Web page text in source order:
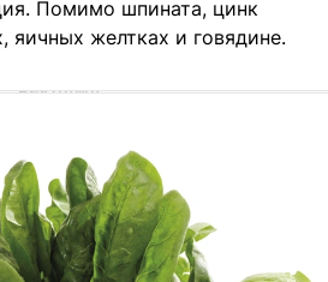
Помимо шпината, цинк
яичных желтках и говядине.